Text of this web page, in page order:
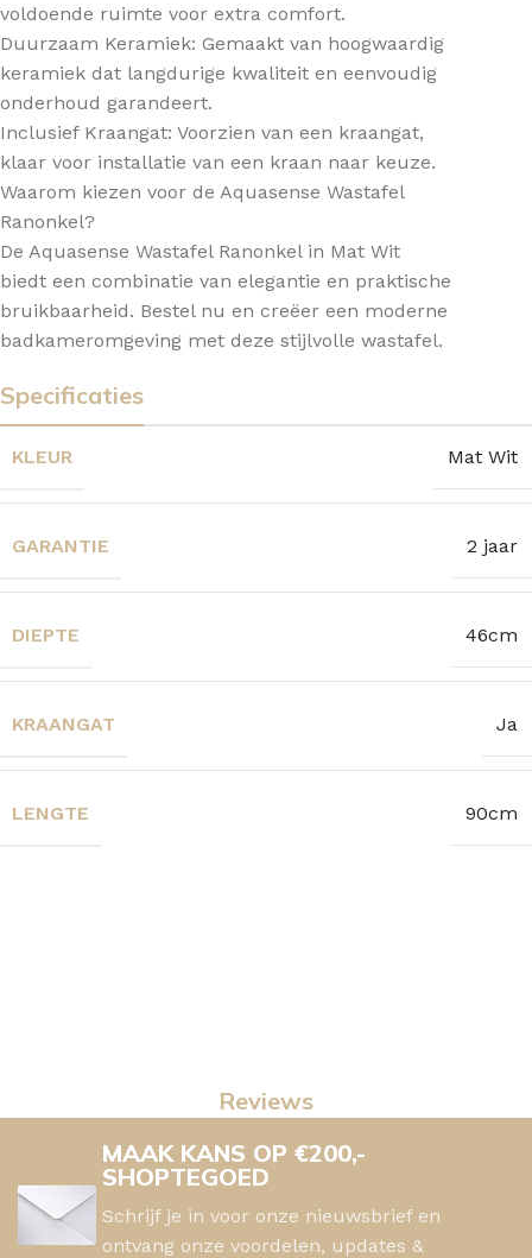
voldoende ruimte voor extra comfort.
Duurzaam Keramiek: Gemaakt van hoogwaardig
keramiek dat langdurige kwaliteit en eenvoudig
onderhoud garandeert.
Inclusief Kraangat: Voorzien van een kraangat,
klaar voor installatie van een kraan naar keuze.
Waarom kiezen voor de Aquasense Wastafel
Ranonkel?
De Aquasense Wastafel Ranonkel in Mat Wit
biedt een combinatie van elegantie en praktische
bruikbaarheid. Bestel nu en creëer een moderne
badkameromgeving met deze stijlvolle wastafel.
Specificaties
KLEUR Mat Wit
GARANTIE 2 jaar
DIEPTE 46cm
KRAANGAT Ja
LENGTE 90cm
Reviews
MAAK KANS OP €200,-
SHOPTEGOED
Schrijf je in voor onze nieuwsbrief en
ontvang onze voordelen, updates &